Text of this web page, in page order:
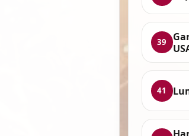
39
41